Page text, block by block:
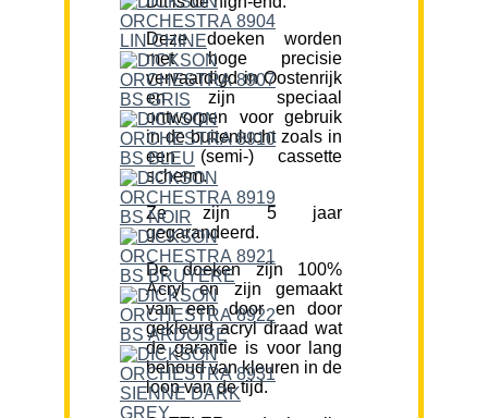
Deze doeken worden
met hoge precisie
vervaardigd in Oostenrijk
en zijn speciaal
ontworpen voor gebruik
in de buitenlucht zoals in
een (semi-) cassette
scherm.
Ze zijn 5 jaar
gegarandeerd.
De doeken zijn 100%
Acryl en zijn gemaakt
van een door en door
gekleurd acryl draad wat
de garantie is voor lang
behoud van kleuren in de
loop van de tijd.